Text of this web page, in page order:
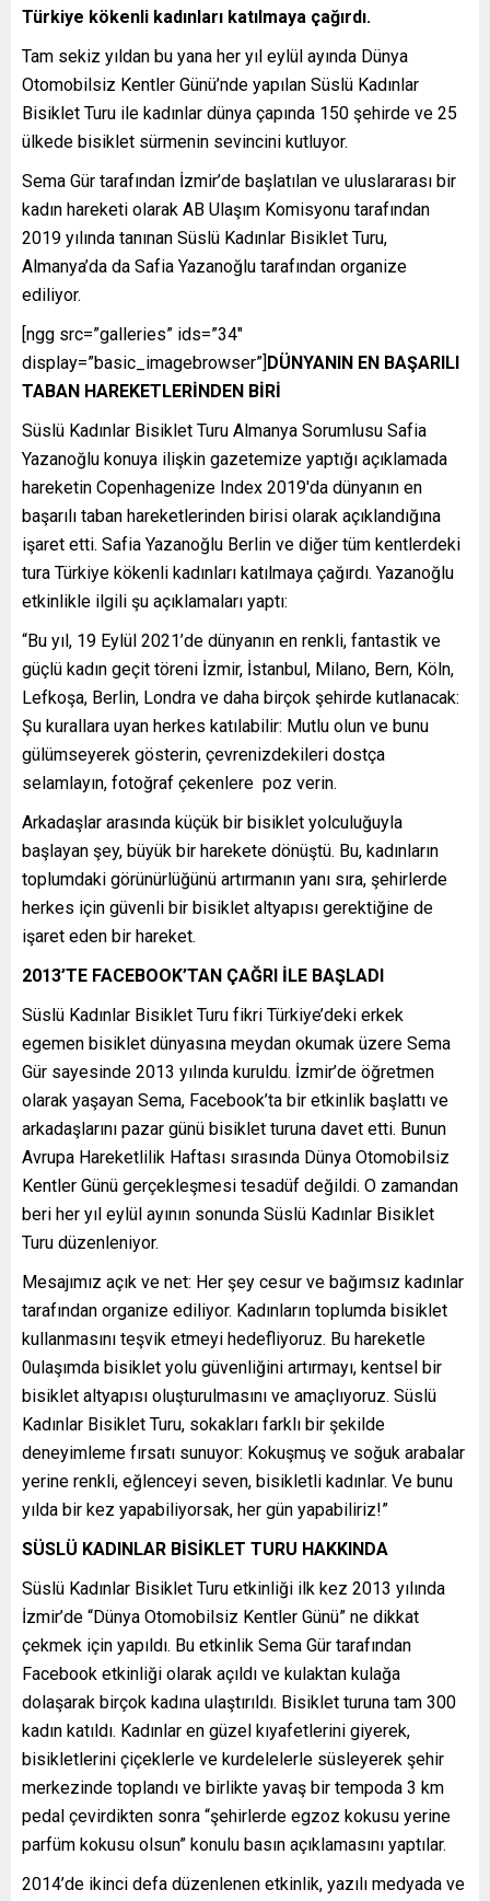
Türkiye kökenli kadınları katılmaya çağırdı.
Tam sekiz yıldan bu yana her yıl eylül ayında Dünya
Otomobilsiz Kentler Günü’nde yapılan Süslü Kadınlar
Bisiklet Turu ile kadınlar dünya çapında 150 şehirde ve 25
ülkede bisiklet sürmenin sevincini kutluyor.
Sema Gür tarafından İzmir’de başlatılan ve uluslararası bir
kadın hareketi olarak AB Ulaşım Komisyonu tarafından
2019 yılında tanınan Süslü Kadınlar Bisiklet Turu,
Almanya’da da Safia Yazanoğlu tarafından organize
ediliyor.
[ngg src=”galleries” ids=”34″
display=”basic_imagebrowser”]DÜNYANIN EN BAŞARILI
TABAN HAREKETLERİNDEN BİRİ
Süslü Kadınlar Bisiklet Turu Almanya Sorumlusu Safia
Yazanoğlu konuya ilişkin gazetemize yaptığı açıklamada
hareketin Copenhagenize Index 2019′da dünyanın en
başarılı taban hareketlerinden birisi olarak açıklandığına
işaret etti. Safia Yazanoğlu Berlin ve diğer tüm kentlerdeki
tura Türkiye kökenli kadınları katılmaya çağırdı. Yazanoğlu
etkinlikle ilgili şu açıklamaları yaptı:
“Bu yıl, 19 Eylül 2021’de dünyanın en renkli, fantastik ve
güçlü kadın geçit töreni İzmir, İstanbul, Milano, Bern, Köln,
Lefkoşa, Berlin, Londra ve daha birçok şehirde kutlanacak:
Şu kurallara uyan herkes katılabilir: Mutlu olun ve bunu
gülümseyerek gösterin, çevrenizdekileri dostça
selamlayın, fotoğraf çekenlere poz verin.
Arkadaşlar arasında küçük bir bisiklet yolculuğuyla
başlayan şey, büyük bir harekete dönüştü. Bu, kadınların
toplumdaki görünürlüğünü artırmanın yanı sıra, şehirlerde
herkes için güvenli bir bisiklet altyapısı gerektiğine de
işaret eden bir hareket.
2013’TE FACEBOOK’TAN ÇAĞRI İLE BAŞLADI
Süslü Kadınlar Bisiklet Turu fikri Türkiye’deki erkek
egemen bisiklet dünyasına meydan okumak üzere Sema
Gür sayesinde 2013 yılında kuruldu. İzmir’de öğretmen
olarak yaşayan Sema, Facebook’ta bir etkinlik başlattı ve
arkadaşlarını pazar günü bisiklet turuna davet etti. Bunun
Avrupa Hareketlilik Haftası sırasında Dünya Otomobilsiz
Kentler Günü gerçekleşmesi tesadüf değildi. O zamandan
beri her yıl eylül ayının sonunda Süslü Kadınlar Bisiklet
Turu düzenleniyor.
Mesajımız açık ve net: Her şey cesur ve bağımsız kadınlar
tarafından organize ediliyor. Kadınların toplumda bisiklet
kullanmasını teşvik etmeyi hedefliyoruz. Bu hareketle
0ulaşımda bisiklet yolu güvenliğini artırmayı, kentsel bir
bisiklet altyapısı oluşturulmasını ve amaçlıyoruz. Süslü
Kadınlar Bisiklet Turu, sokakları farklı bir şekilde
deneyimleme fırsatı sunuyor: Kokuşmuş ve soğuk arabalar
yerine renkli, eğlenceyi seven, bisikletli kadınlar. Ve bunu
yılda bir kez yapabiliyorsak, her gün yapabiliriz!”
SÜSLÜ KADINLAR BİSİKLET TURU HAKKINDA
Süslü Kadınlar Bisiklet Turu etkinliği ilk kez 2013 yılında
İzmir’de “Dünya Otomobilsiz Kentler Günü” ne dikkat
çekmek için yapıldı. Bu etkinlik Sema Gür tarafından
Facebook etkinliği olarak açıldı ve kulaktan kulağa
dolaşarak birçok kadına ulaştırıldı. Bisiklet turuna tam 300
kadın katıldı. Kadınlar en güzel kıyafetlerini giyerek,
bisikletlerini çiçeklerle ve kurdelelerle süsleyerek şehir
merkezinde toplandı ve birlikte yavaş bir tempoda 3 km
pedal çevirdikten sonra “şehirlerde egzoz kokusu yerine
parfüm kokusu olsun” konulu basın açıklamasını yaptılar.
2014’de ikinci defa düzenlenen etkinlik, yazılı medyada ve